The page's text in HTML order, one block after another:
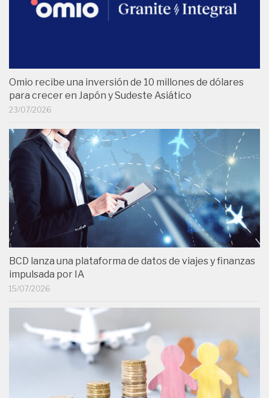
Omio recibe una inversión de 10 millones de dólares
para crecer en Japón y Sudeste Asiático
23/07/2026
BCD lanza una plataforma de datos de viajes y finanzas
impulsada por IA
15/07/2026